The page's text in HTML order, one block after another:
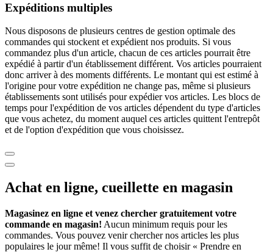
Expéditions multiples
Nous disposons de plusieurs centres de gestion optimale des
commandes qui stockent et expédient nos produits. Si vous
commandez plus d'un article, chacun de ces articles pourrait être
expédié à partir d'un établissement différent. Vos articles pourraient
donc arriver à des moments différents. Le montant qui est estimé à
l'origine pour votre expédition ne change pas, même si plusieurs
établissements sont utilisés pour expédier vos articles. Les blocs de
temps pour l'expédition de vos articles dépendent du type d'articles
que vous achetez, du moment auquel ces articles quittent l'entrepôt
et de l'option d'expédition que vous choisissez.
Achat en ligne, cueillette en magasin
Magasinez en ligne et venez chercher gratuitement votre
commande en magasin! Aucun minimum requis pour les
commandes. Vous pouvez venir chercher nos articles les plus
populaires le jour même! Il vous suffit de choisir « Prendre en